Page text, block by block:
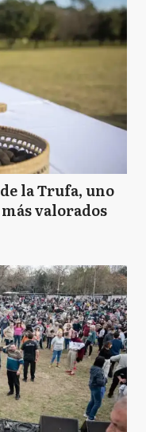
la Trufa, uno
valorados